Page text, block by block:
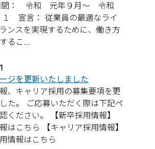
間： 令和 元年９月～ 令和
宣言： 従業員の最適なライ
ンスを実現するために、働き方
るこ…
ジを更新いたしました
、キャリア採用の募集要項を更
た。 ご応募いただく際は下記ペ
ください。 【新卒採用情報】
はこちら 【キャリア採用情報】
情報はこちら